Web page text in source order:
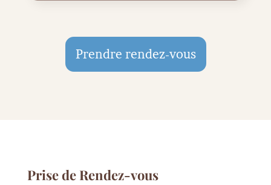
Prendre rendez-vous
Prise de Rendez-vous